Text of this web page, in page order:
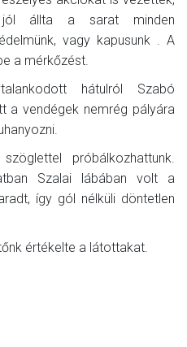
állta a sarat minden
vagy kapusunk . A
a mérkőzést.
hátulról Szabó
a vendégek nemrég pályára
próbálkozhattunk.
Szalai lábában volt a
így gól nélküli döntetlen
értékelte a látottakat.